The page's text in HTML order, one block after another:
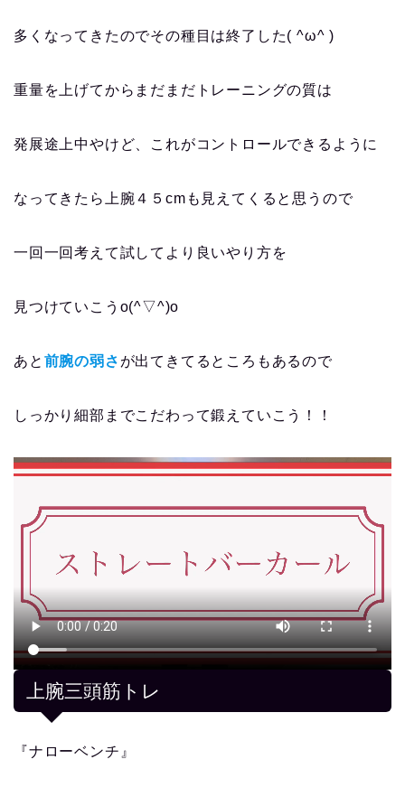
多くなってきたのでその種目は終了した( ^ω^ )
重量を上げてからまだまだトレーニングの質は
発展途上中やけど、これがコントロールできるように
なってきたら上腕４５cmも見えてくると思うので
一回一回考えて試してより良いやり方を
見つけていこうo(^▽^)o
あと 前腕の弱さ が出てきてるところもあるので
しっかり細部までこだわって鍛えていこう！！
上腕三頭筋トレ
『ナローベンチ』